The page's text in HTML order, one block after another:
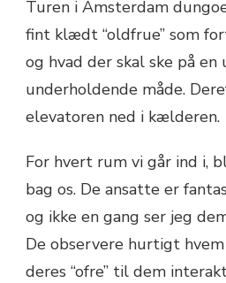
Turen i Amsterdam
fint klædt “oldfrue” som
og hvad der skal ske på
underholdende måde.
elevatoren ned i kælderen.
For hvert rum vi går ind i,
bag os. De ansatte er
og ikke en gang ser jeg
De observere hurtigt
deres “ofre” til dem